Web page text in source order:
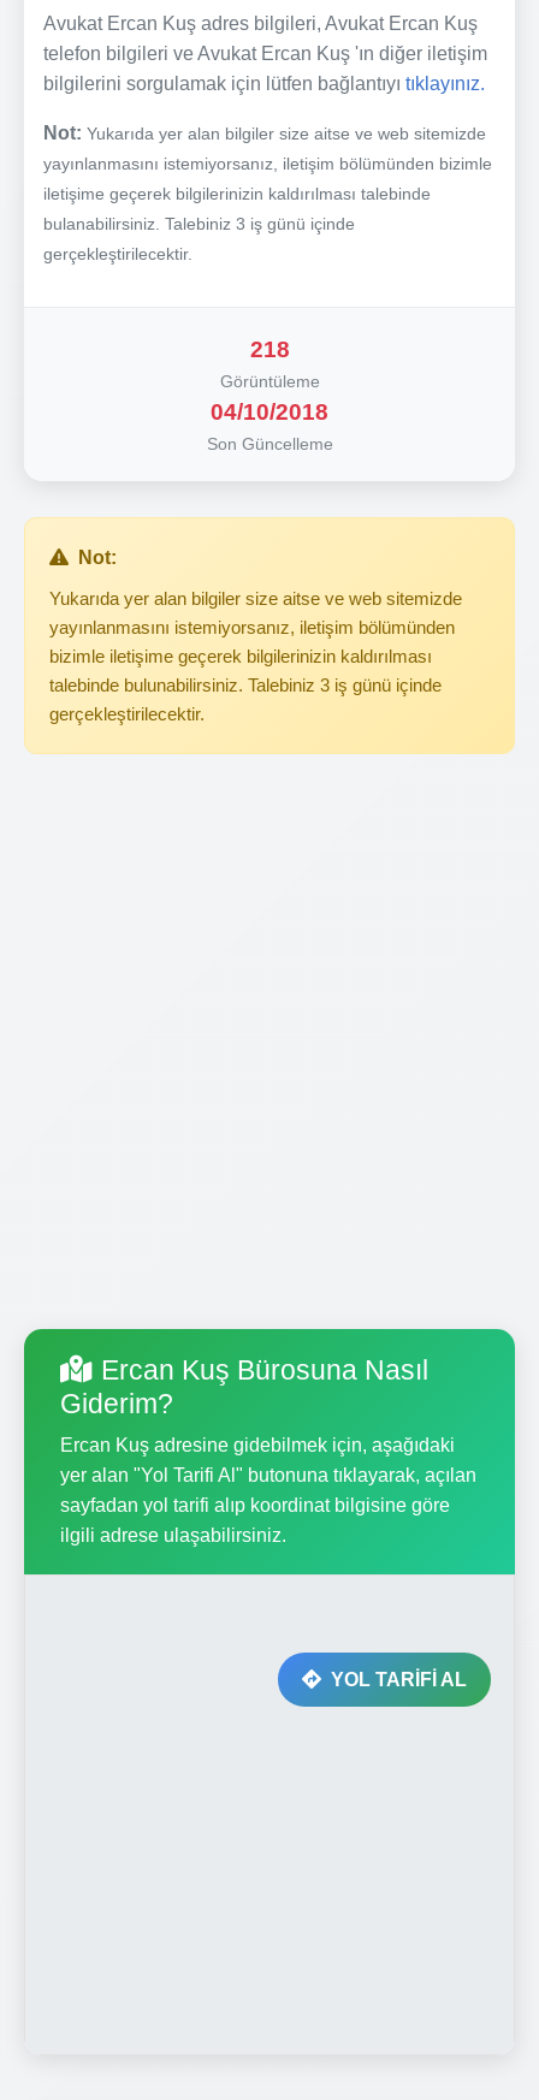
Avukat Ercan Kuş adres bilgileri, Avukat Ercan Kuş
telefon bilgileri ve Avukat Ercan Kuş 'ın diğer iletişim
bilgilerini sorgulamak için lütfen bağlantıyı tıklayınız.
Not: Yukarıda yer alan bilgiler size aitse ve web sitemizde
yayınlanmasını istemiyorsanız, iletişim bölümünden bizimle
iletişime geçerek bilgilerinizin kaldırılması talebinde
bulanabilirsiniz. Talebiniz 3 iş günü içinde
gerçekleştirilecektir.
218
Görüntüleme
04/10/2018
Son Güncelleme
Not:
Yukarıda yer alan bilgiler size aitse ve web sitemizde
yayınlanmasını istemiyorsanız, iletişim bölümünden
bizimle iletişime geçerek bilgilerinizin kaldırılması
talebinde bulunabilirsiniz. Talebiniz 3 iş günü içinde
gerçekleştirilecektir.
Ercan Kuş Bürosuna Nasıl
Giderim?
Ercan Kuş adresine gidebilmek için, aşağıdaki
yer alan "Yol Tarifi Al" butonuna tıklayarak, açılan
sayfadan yol tarifi alıp koordinat bilgisine göre
ilgili adrese ulaşabilirsiniz.
YOL TARİFİ AL